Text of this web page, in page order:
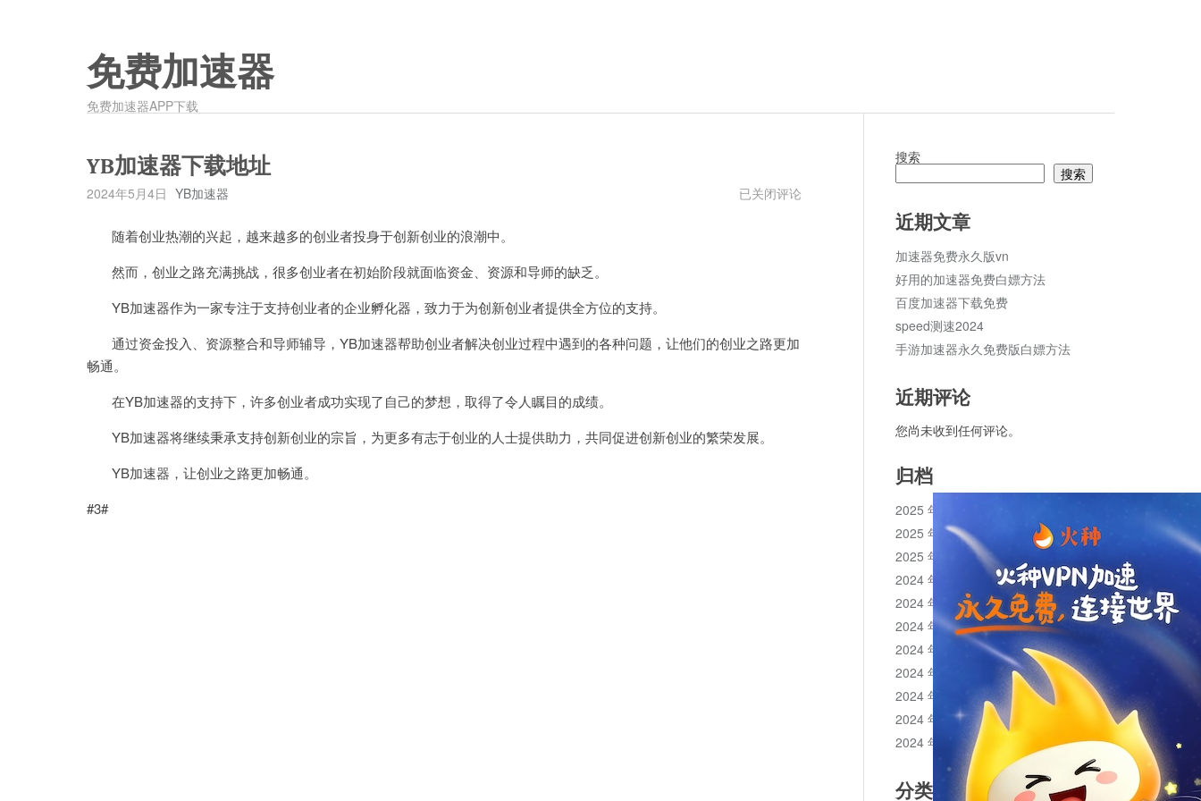
免费加速器
免费加速器APP下载
YB加速器下载地址
2024年5月4日 YB加速器
YB
已关闭评论
随着创业热潮的兴起，越来越多的创业者投身于创新创业的浪潮中。
然而，创业之路充满挑战，很多创业者在初始阶段就面临资金、资源和导师的缺乏。
YB加速器作为一家专注于支持创业者的企业孵化器，致力于为创新创业者提供全方位的支持。
通过资金投入、资源整合和导师辅导，YB加速器帮助创业者解决创业过程中遇到的各种问题，让他们的创业之路更加
畅通。
在YB加速器的支持下，许多创业者成功实现了自己的梦想，取得了令人瞩目的成绩。
YB加速器将继续秉承支持创新创业的宗旨，为更多有志于创业的人士提供助力，共同促进创新创业的繁荣发展。
YB加速器，让创业之路更加畅通。
#3#
搜索
搜索
近期文章
加速器免费永久版vn
好用的加速器免费白嫖方法
百度加速器下载免费
speed测速2024
手游加速器永久免费版白嫖方法
近期评论
您尚未收到任何评论。
归档
2025 年 11 月
2025 年 10 月
2025 年 1 月
2024 年 12 月
2024 年 11 月
2024 年 10 月
2024 年 9 月
2024 年 8 月
2024 年 7 月
2024 年 6 月
2024 年 5 月
分类目录